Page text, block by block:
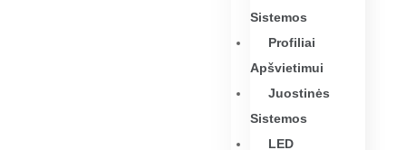
Sistemos
Profiliai
Apšvietimui
Juostinės
Sistemos
LED